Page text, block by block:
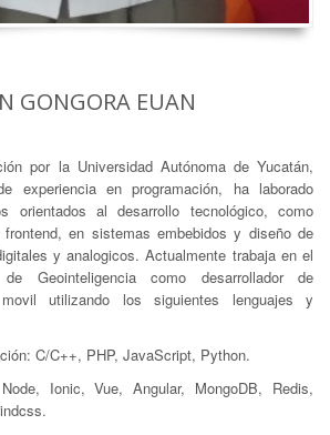
GONGORA EUAN
por la Universidad Autónoma de Yucatán,
experiencia en programación, ha laborado
orientados al desarrollo tecnológico, como
frontend, en sistemas embebidos y diseño de
y analogicos. Actualmente trabaja en el
de Geointeligencia como desarrollador de
utilizando los siguientes lenguajes y
C/C++, PHP, JavaScript, Python.
Ionic, Vue, Angular, MongoDB, Redis,